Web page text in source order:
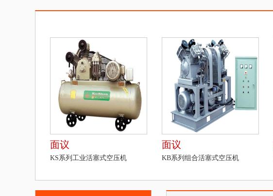
面议
KS系列工业活塞式空压机
面议
KB系列组合活塞式空压机